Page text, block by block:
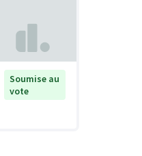
Soumise au
vote